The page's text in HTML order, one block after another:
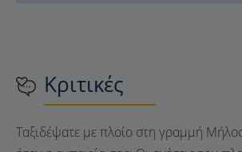
Κριτικές
Ταξιδέψατε με πλοίο στη γραμμή